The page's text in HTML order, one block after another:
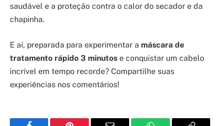
saudável e a proteção contra o calor do secador e da
chapinha.
E aí, preparada para experimentar a máscara de
tratamento rápido 3 minutos e conquistar um cabelo
incrível em tempo recorde? Compartilhe suas
experiências nos comentários!